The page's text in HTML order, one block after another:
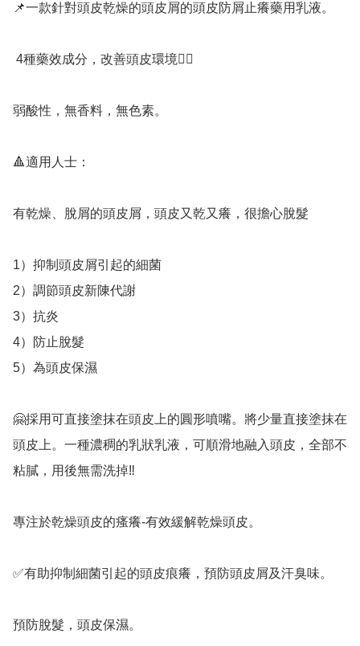
📌一款針對頭皮乾燥的頭皮屑的頭皮防屑止癢藥用乳液。
弱酸性，無香料，無色素。
🔺️適用人士：
有乾燥、脫屑的頭皮屑，頭皮又乾又癢，很擔心脫髮
1）抑制頭皮屑引起的細菌
2）調節頭皮新陳代謝
3）抗炎
4）防止脫髮
5）為頭皮保濕
🤗採用可直接塗抹在頭皮上的圓形噴嘴。將少量直接塗抹在
頭皮上。一種濃稠的乳狀乳液，可順滑地融入頭皮，全部不
粘膩，用後無需洗掉‼️
專注於乾燥頭皮的瘙癢-有效緩解乾燥頭皮。
✅️有助抑制細菌引起的頭皮痕癢，預防頭皮屑及汗臭味。
預防脫髮，頭皮保濕。